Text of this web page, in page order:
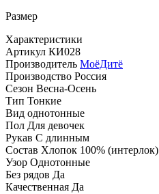
Размер
Характеристики
Артикул КИ028
Производитель МоёДитё
Производство Россия
Сезон Весна-Осень
Тип Тонкие
Вид однотонные
Пол Для девочек
Рукав С длинным
Состав Хлопок 100% (интерлок)
Узор Однотонные
Без рядов Да
Качественная Да